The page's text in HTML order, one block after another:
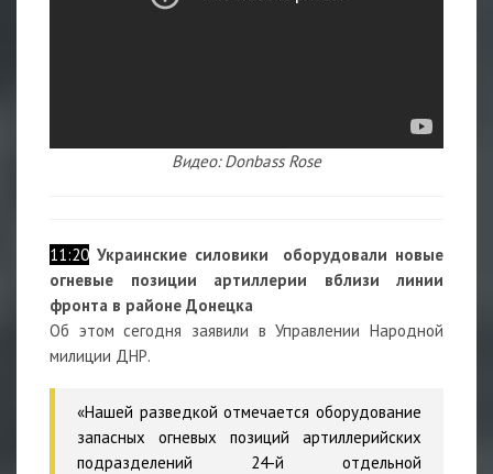
Видео: Donbass Rose
11:20 Украинские силовики оборудовали новые
огневые позиции артиллерии вблизи линии
фронта в районе Донецка
Об этом сегодня заявили в Управлении Народной
милиции ДНР.
«Нашей разведкой отмечается оборудование
запасных огневых позиций артиллерийских
подразделений 24-й отдельной